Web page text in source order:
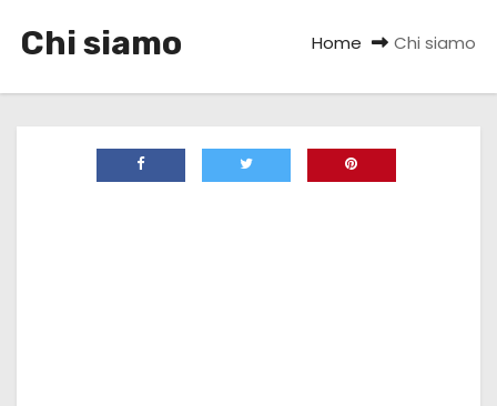
Chi siamo Home Chi siamo